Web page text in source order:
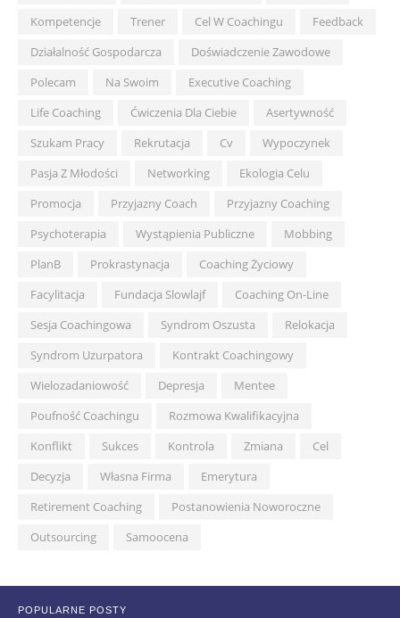
Kompetencje
Trener Cel W Coachingu
Feedback
Działalność Gospodarcza
Doświadczenie Zawodowe
Polecam
Na Swoim
Executive Coaching
Life Coaching
Ćwiczenia Dla Ciebie
Asertywność
Szukam Pracy
Rekrutacja Cv
Wypoczynek
Pasja Z Młodości
Networking
Ekologia Celu
Promocja
Przyjazny Coach
Przyjazny Coaching
Psychoterapia
Wystąpienia Publiczne
Mobbing
PlanB
Prokrastynacja
Coaching Życiowy
Facylitacja
Fundacja Slowlajf
Coaching On-Line
Sesja Coachingowa
Syndrom Oszusta
Relokacja
Syndrom Uzurpatora
Kontrakt Coachingowy
Wielozadaniowość
Depresja
Mentee
Poufność Coachingu
Rozmowa Kwalifikacyjna
Konflikt
Sukces Kontrola Zmiana
Cel
Decyzja
Własna Firma
Emerytura
Retirement Coaching
Postanowienia Noworoczne
Outsourcing
Samoocena
POPULARNE POSTY